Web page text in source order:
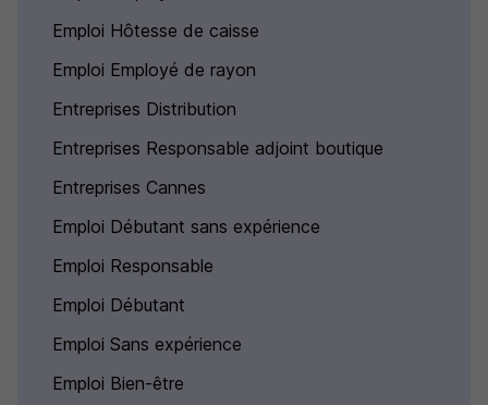
Emploi Hôtesse de caisse
Emploi Employé de rayon
Entreprises Distribution
Entreprises Responsable adjoint boutique
Entreprises Cannes
Emploi Débutant sans expérience
Emploi Responsable
Emploi Débutant
Emploi Sans expérience
Emploi Bien-être